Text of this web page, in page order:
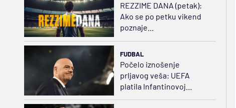
REZZIME DANA (petak):
Ako se po petku vikend
poznaje...
FUDBAL
Počelo iznošenje
prljavog veša: UEFA
platila Infantinovoj
ljubavnici za ćutanje